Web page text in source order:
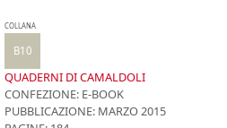
COLLANA
B10
QUADERNI DI CAMALDOLI
CONFEZIONE: E-BOOK
PUBBLICAZIONE: MARZO 2015